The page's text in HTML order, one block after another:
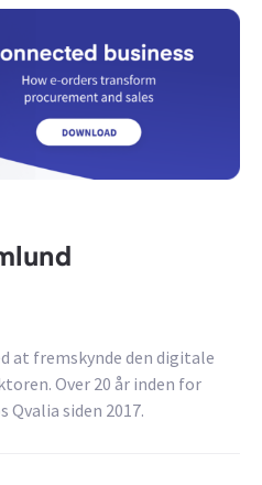
at fremskynde den digitale
Over 20 år inden for
siden 2017.